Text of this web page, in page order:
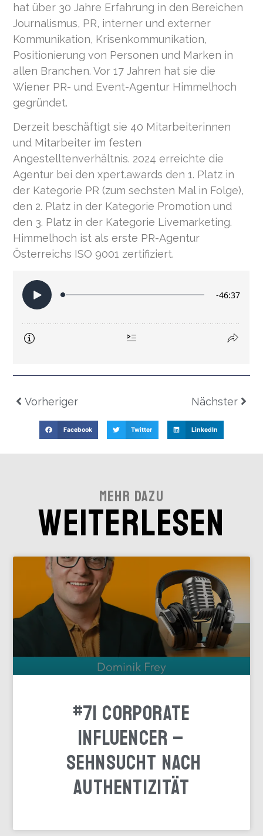
hat über 30 Jahre Erfahrung in den Bereichen
Journalismus, PR, interner und externer
Kommunikation, Krisenkommunikation,
Positionierung von Personen und Marken in
allen Branchen. Vor 17 Jahren hat sie die
Wiener PR- und Event-Agentur Himmelhoch
gegründet.
Derzeit beschäftigt sie 40 Mitarbeiterinnen
und Mitarbeiter im festen
Angestelltenverhältnis. 2024 erreichte die
Agentur bei den xpert.awards den 1. Platz in
der Kategorie PR (zum sechsten Mal in Folge),
den 2. Platz in der Kategorie Promotion und
den 3. Platz in der Kategorie Livemarketing.
Himmelhoch ist als erste PR-Agentur
Österreichs ISO 9001 zertifiziert.
Vorheriger Nächster
Facebook Twitter LinkedIn
Mehr Dazu
Weiterlesen
#71 Corporate
Influencer –
Sehnsucht nach
Authentizität